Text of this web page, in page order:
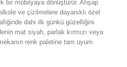
bir mobilyaya dönüştürür. Ahşap
ve çizilmelere dayanıklı özel
dahi ilk günkü güzelliğini
mat siyah, parlak kırmızı veya
renk paletine tam uyum